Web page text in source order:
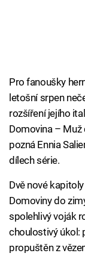
Pro fanoušky
letošní srpen
rozšíření jejího
Domovina – Muž
pozná Ennia
dílech série.
Dvě nové
Domoviny do
spolehlivý voják
choulostivý úkol:
propuštěn z